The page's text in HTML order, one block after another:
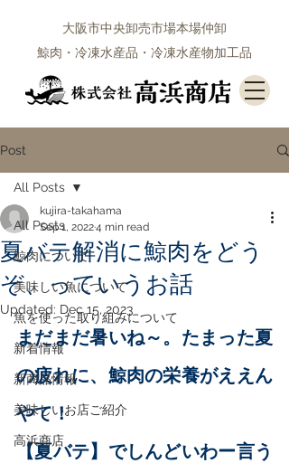
大阪市中央卸売市場本場仲卸
鯨肉・冷凍水産品・冷凍水産物加工品
Post
All Posts
鯨肉について
美味しい魚について
魚を使った取り組みについて
新着情報
新商品情報
美味しいお店ご紹介
高浜商店
All Posts
夏バテ解消に鯨肉をどう
ぞ、っていうお話
kujira-takahama
Sep 1, 20224 min read
Updated: Dec 15, 2023
まだまだ暑いね～。たまった夏
の疲れに、鯨肉の栄養がええん
やて！
【夏バテ】でしんどいわー言う